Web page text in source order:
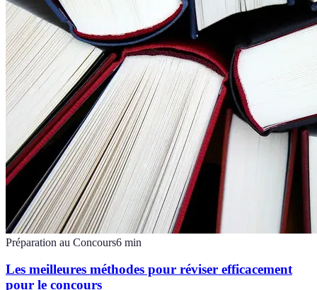
Préparation au Concours6 min
Les meilleures méthodes pour réviser efficacement
pour le concours